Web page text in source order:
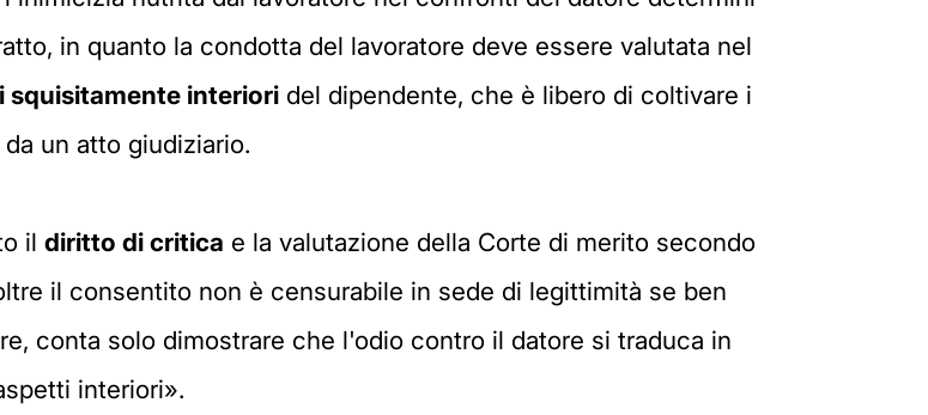
in quanto la condotta del lavoratore deve essere valutata nel
squisitamente interiori del dipendente, che è libero di coltivare i
un atto giudiziario.
il diritto di critica e la valutazione della Corte di merito secondo
il consentito non è censurabile in sede di legittimità se ben
conta solo dimostrare che l'odio contro il datore si traduca in
interiori».